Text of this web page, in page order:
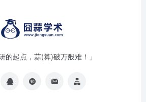
的起点，蒜(算)破万般难！」